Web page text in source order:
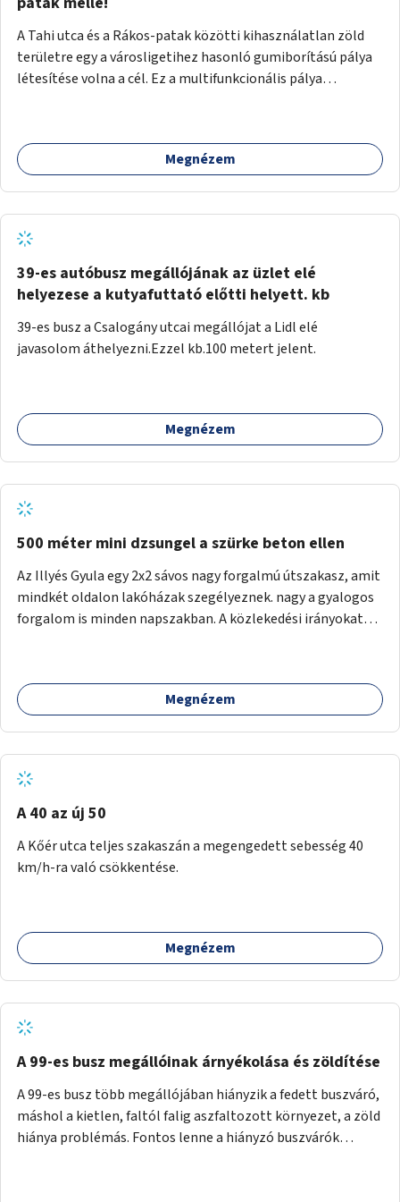
A Tahi utca és a Rákos-patak közötti kihasználatlan zöld
területre egy a városligetihez hasonló gumiborítású pálya
létesítése volna a cél. Ez a multifunkcionális pálya
Megnézem
39-es autóbusz megállójának az üzlet elé
helyezese a kutyafuttató előtti helyett. kb
39-es busz a Csalogány utcai megállójat a Lidl elé
javasolom áthelyezni.Ezzel kb.100 metert jelent.
Megnézem
500 méter mini dzsungel a szürke beton ellen
Az Illyés Gyula egy 2x2 sávos nagy forgalmú útszakasz, amit
mindkét oldalon lakóházak szegélyeznek. nagy a gyalogos
forgalom is minden napszakban. A közlekedési irányokat
szintű növényzettel, öntözőrendszerrel, esetleg
valamilyen vizes attrakcióval ami végfut mind az 500m-en.
Megnézem
A 40 az új 50
A Kőér utca teljes szakaszán a megengedett sebesség 40
km/h-ra való csökkentése.
Megnézem
A 99-es busz megállóinak árnyékolása és zöldítése
A 99-es busz több megállójában hiányzik a fedett buszváró,
máshol a kietlen, faltól falig aszfaltozott környezet, a zöld
hiánya problémás. Fontos lenne a hiányzó buszvárók